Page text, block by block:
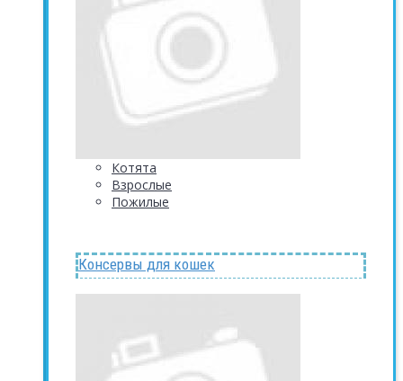
Котята
Взрослые
Пожилые
Консервы для кошек